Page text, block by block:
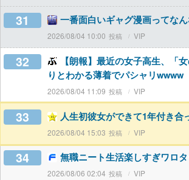
31 一番面白いギャグ漫画ってな
2026/08/04 10:00 VIP
32
【朗報】最近の女子高生、「
りとわかる薄着でパシャリwwww
2026/08/04 11:09 VIP
33 人生初彼女ができて1年付き合
2026/08/04 15:03 VIP
34 無職ニート生活楽しすぎワロタ
2026/08/06 02:04 VIP